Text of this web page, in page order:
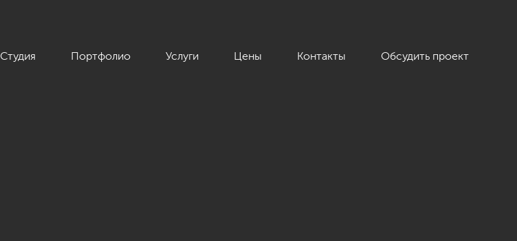
Студия Портфолио Услуги Цены Контакты Обсудить проект